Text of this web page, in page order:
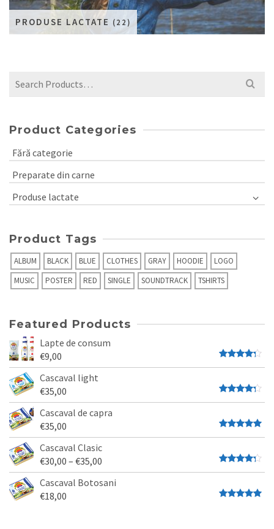
PRODUSE LACTATE (22)
Search
Product Categories
Fără categorie
Preparate din carne
Produse lactate
Product Tags
ALBUM BLACK BLUE CLOTHES GRAY HOODIE
LOGO
MUSIC
POSTER RED SINGLE SOUNDTRACK TSHIRTS
Featured Products
Lapte de consum
5
€9,00
Cascaval light
5
€35,00
Cascaval de capra
€35,00
Cascaval Clasic
5
€30,00 – €35,00
Cascaval Botosani
€18,00